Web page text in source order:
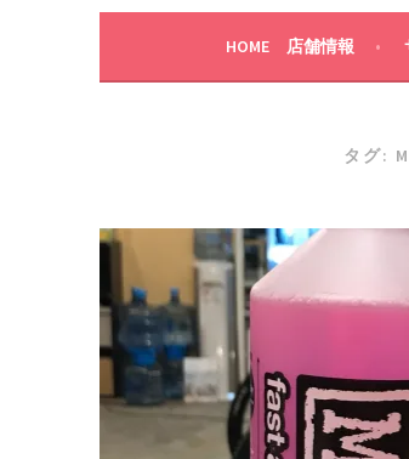
プ
HOME 店舗情報
タグ: